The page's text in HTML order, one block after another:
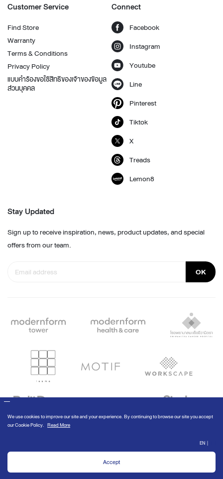
Customer Service
Find Store
Warranty
Terms & Conditions
Privacy Policy
แบบคำร้องขอใช้สิทธิของเจ้าของข้อมูล
ส่วนบุคคล
Connect
Facebook
Instagram
Youtube
Line
Pinterest
Tiktok
X
Treads
Lemon8
Stay Updated
Sign up to receive inspiration, news, product updates, and special
offers from our team.
OK
© Modernform 2020
We use cookies to improve our site and your experience. By continuing to
browse our site you accept our
Cookie Policy.